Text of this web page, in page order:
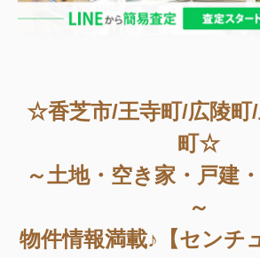
☆香芝市/王寺町/広陵町
町☆
～土地・空き家・戸建
～
物件情報満載♪【センチ